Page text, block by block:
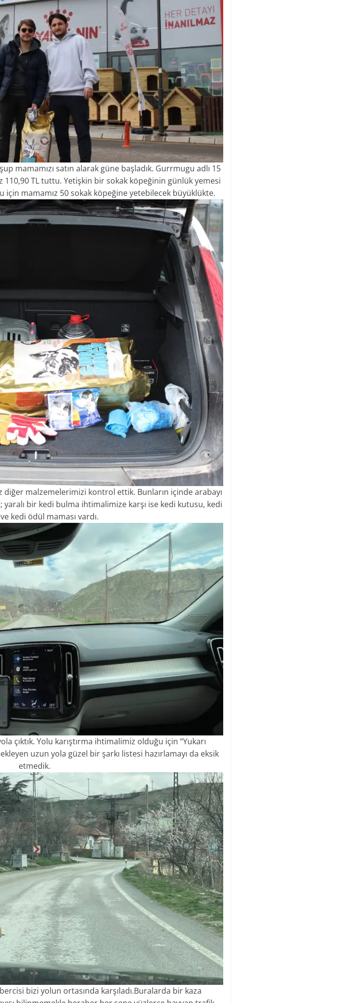
mamamızı satın alarak güne başladık. Gurrmugu adlı 15
110,90 TL tuttu. Yetişkin bir sokak köpeğinin günlük yemesi
için mamamız 50 sokak köpeğine yetebilecek büyüklükte.
malzemelerimizi kontrol ettik. Bunların içinde arabayı
bir kedi bulma ihtimalimize karşı ise kedi kutusu, kedi
kedi ödül maması vardı.
çıktık. Yolu karıştırma ihtimalimiz olduğu için “Yukarı
uzun yola güzel bir şarkı listesi hazırlamayı da eksik
etmedik.
bizi yolun ortasında karşıladı.Buralarda bir kaza